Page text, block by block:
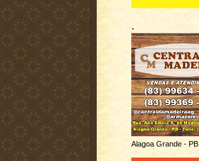
.
Alagoa Grande - PB